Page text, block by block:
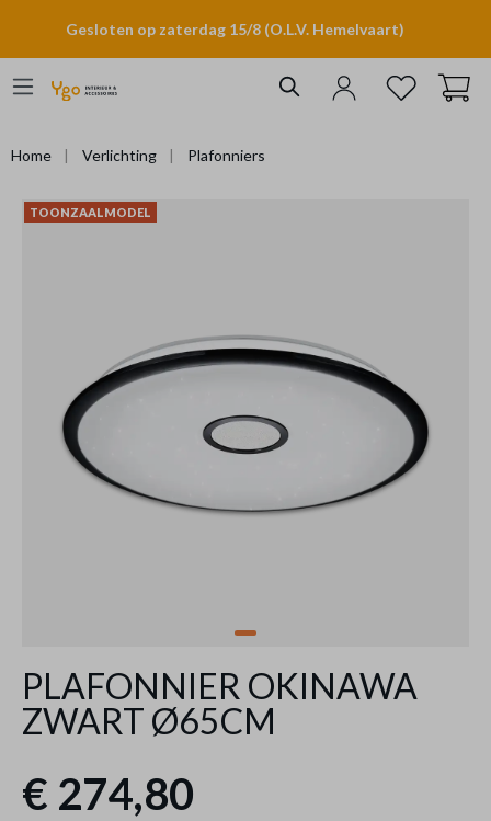
Gesloten op zaterdag 15/8 (O.L.V. Hemelvaart)
Home Verlichting Plafonniers
TOONZAALMODEL
PLAFONNIER OKINAWA
ZWART Ø65CM
€ 274,80